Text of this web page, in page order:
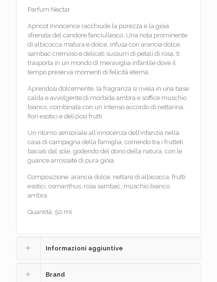
Parfum Nectar
Apricot Innocence racchiude la purezza e la gioia
sfrenata del candore fanciullesco. Una nota prominente
di albicocca matura e dolce, infusa con arancia dolce,
sambac cremoso e delicati sussurri di petali di rosa, ti
trasporta in un mondo di meraviglia infantile dove il
tempo preserva momenti di felicità eterna.
Aprendosi dolcemente, la fragranza si rivela in una base
calda e avvolgente di morbida ambra e soffice muschio
bianco, combinata con un intenso accordo di nettarina,
fiori esotici e deliziosi frutti.
Un ritorno sensoriale all’innocenza dell’infanzia nella
casa di campagna della famiglia, correndo tra i frutteti
baciati dal sole, godendo del dono della natura, con le
guance arrossate di pura gioia.
Composizione: arancia dolce, nettare di albicocca, frutti
esotici, osmanthus, rosa sambac, muschio bianco,
ambra
Quantità: 50 ml
Informazioni aggiuntive
Brand